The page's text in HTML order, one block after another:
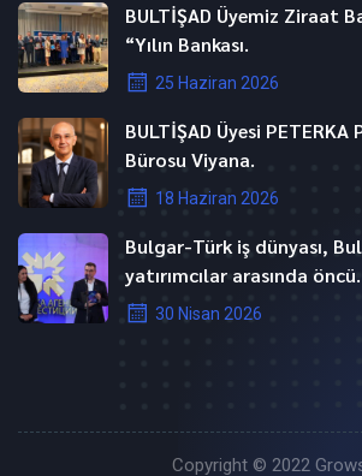
BULTİŞAD Üyemiz Ziraat
“Yılın Bankası.
25 Haziran 2026
BULTİŞAD Üyesi PETERKA
Bürosu Viyana.
18 Haziran 2026
Bulgar-Türk iş dünyası,
yatırımcılar arasında öncü.
30 Nisan 2026
Copyright © 2022